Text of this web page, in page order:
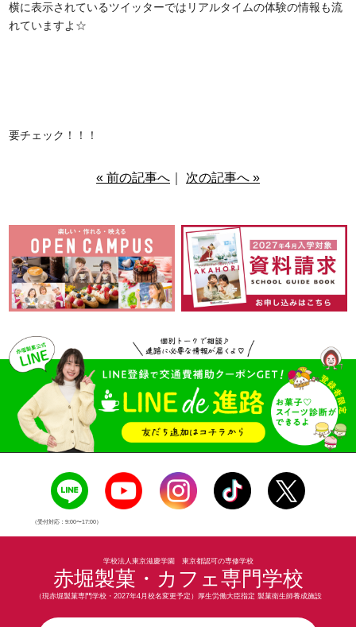
横に表示されているツイッターではリアルタイムの体験の情報も流
れていますよ☆
要チェック！！！
« 前の記事へ 次の記事へ »
（受付対応：9:00〜17:00）
学校法人東京滋慶学園 東京都認可の専修学校
赤堀製菓・カフェ専門学校
（現赤堀製菓専門学校・2027年4月校名変更予定）厚生労働大臣指定 製菓衛生師養成施設